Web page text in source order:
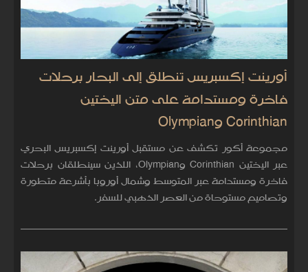
أورينت إكسبريس تنطلق إلى البحار برحلات
فاخرة ومستدامة على متن اليختين
Corinthian وOlympian
مجموعة أكور تكشف عن مستقبل أورينت إكسبريس البحري
عبر اليختين Corinthian وOlympian، اللذين سينطلقان برحلات
فاخرة ومستدامة عبر المتوسط وشمال أوروبا بأشرعة متطورة
وتصاميم مستوحاة من العصر الذهبي للسفر.